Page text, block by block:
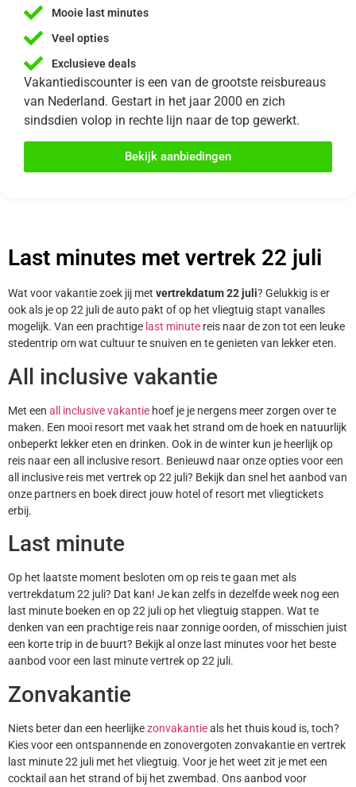
Mooie last minutes
Veel opties
Exclusieve deals
Vakantiediscounter is een van de grootste reisbureaus
van Nederland. Gestart in het jaar 2000 en zich
sindsdien volop in rechte lijn naar de top gewerkt.
Bekijk aanbiedingen
Last minutes met vertrek 22 juli
Wat voor vakantie zoek jij met vertrekdatum 22 juli? Gelukkig is er
ook als je op 22 juli de auto pakt of op het vliegtuig stapt vanalles
mogelijk. Van een prachtige last minute reis naar de zon tot een leuke
stedentrip om wat cultuur te snuiven en te genieten van lekker eten.
All inclusive vakantie
Met een all inclusive vakantie hoef je je nergens meer zorgen over te
maken. Een mooi resort met vaak het strand om de hoek en natuurlijk
onbeperkt lekker eten en drinken. Ook in de winter kun je heerlijk op
reis naar een all inclusive resort. Benieuwd naar onze opties voor een
all inclusive reis met vertrek op 22 juli? Bekijk dan snel het aanbod van
onze partners en boek direct jouw hotel of resort met vliegtickets
erbij.
Last minute
Op het laatste moment besloten om op reis te gaan met als
vertrekdatum 22 juli? Dat kan! Je kan zelfs in dezelfde week nog een
last minute boeken en op 22 juli op het vliegtuig stappen. Wat te
denken van een prachtige reis naar zonnige oorden, of misschien juist
een korte trip in de buurt? Bekijk al onze last minutes voor het beste
aanbod voor een last minute vertrek op 22 juli.
Zonvakantie
Niets beter dan een heerlijkezonvakantieals het thuis koud is, toch?
Kies voor een ontspannende en zonovergoten zonvakantie en vertrek
last minute 22 juli met het vliegtuig. Voor je het weet zit je met een
cocktail aan het strand of bij het zwembad. Ons aanbod voor